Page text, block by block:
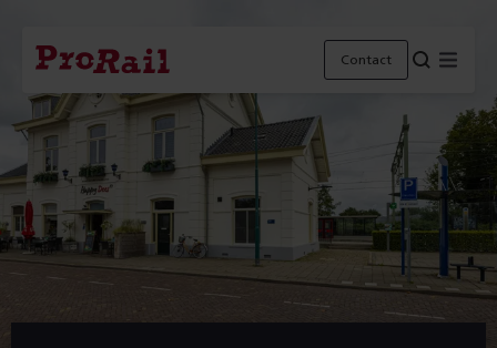
Navigatie
Homepage
ProRail
Contact